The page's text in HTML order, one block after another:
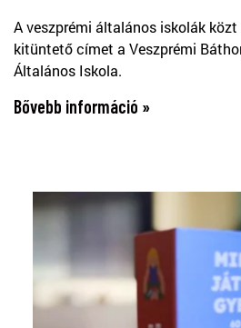
A veszprémi általános iskolák
kitüntető címet a Veszprémi
Általános Iskola.
Bővebb információ »